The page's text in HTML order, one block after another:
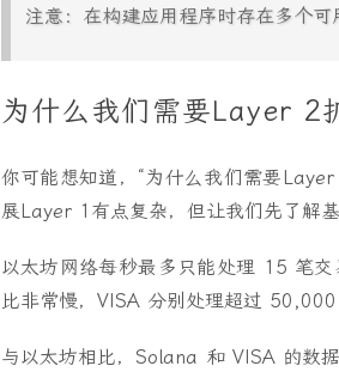
注意：在构建应用程序时存在多个
为什么我们需要Layer 2
你可能想知道，“为什么我们需要
展Layer 1有点复杂，但让我们先了解基
以太坊网络每秒最多只能处理 15 笔
比非常慢，VISA 分别处理超过
与以太坊相比，Solana 和 VISA 的数